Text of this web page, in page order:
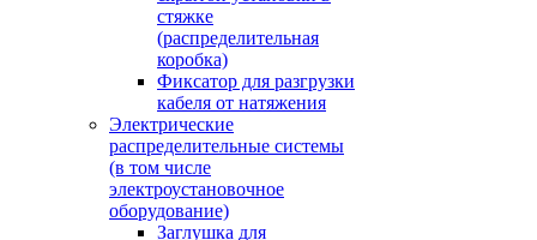
стяжке
(распределительная
коробка)
Фиксатор для разгрузки
кабеля от натяжения
Электрические
распределительные системы
(в том числе
электроустановочное
оборудование)
Заглушка для